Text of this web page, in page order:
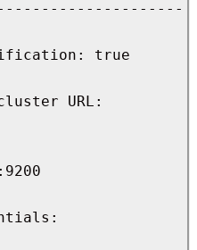
true
URL: